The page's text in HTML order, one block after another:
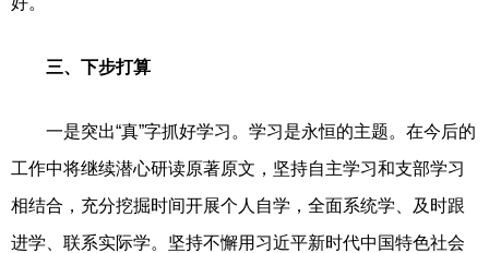
三、下步打算
一是突出“真”字抓好学习。学习是永恒的主题。在今后的
工作中将继续潜心研读原著原文，坚持自主学习和支部学习
相结合，充分挖掘时间开展个人自学，全面系统学、及时跟
进学、联系实际学。坚持不懈用习近平新时代中国特色社会